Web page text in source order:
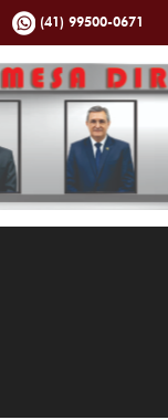
(41) 99500-0671